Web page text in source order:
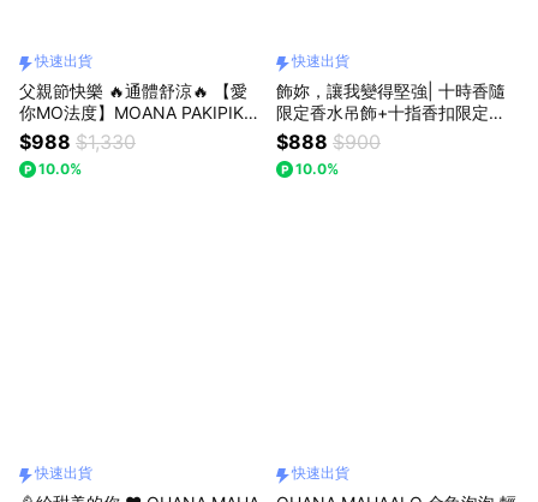
快速出貨
父親節快樂 🔥通體舒涼🔥 【愛
你MO法度】MOANA PAKIPIKA
輕香水28ml+SAVON & CO.通體
舒涼身體噴霧50ml+粉紅禮物盒
(小)
$988 $1,330
10.0%
快速出貨
飾妳，讓我變得堅強| 十時香隨
限定香水吊飾+十指香扣限定手
霜吊飾+包福盒| 收禮者可自行更
換|快速出貨
$888 $900
10.0%
快速出貨 快速出貨